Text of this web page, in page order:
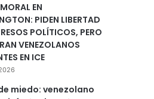
EN
PIDEN LIBERTAD
POLÍTICOS, PERO
VENEZOLANOS
EN ICE
miedo: venezolano